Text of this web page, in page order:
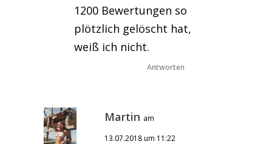
1200 Bewertungen so
plötzlich gelöscht hat,
weiß ich nicht.
Antworten
Martin am
13.07.2018 um 11:22